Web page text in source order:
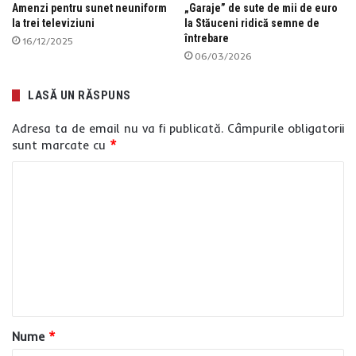
Amenzi pentru sunet neuniform
la trei televiziuni
16/12/2025
„Garaje” de sute de mii de euro
la Stăuceni ridică semne de
întrebare
06/03/2026
LASĂ UN RĂSPUNS
Adresa ta de email nu va fi publicată. Câmpurile obligatorii
sunt marcate cu *
a
r
Nume *